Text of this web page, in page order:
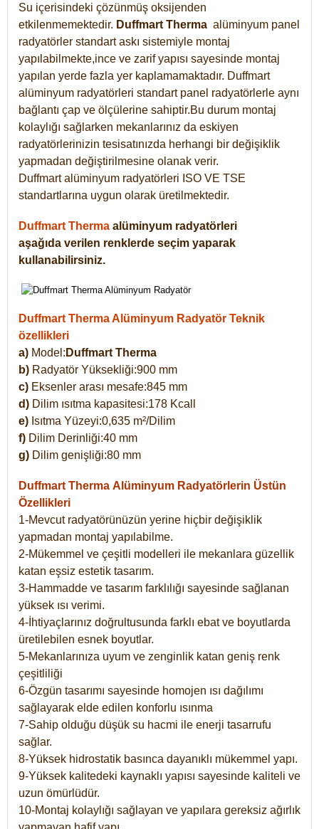
Su içerisindeki çözünmüş oksijenden
etkilenmemektedir. Duffmart Therma alüminyum panel
radyatörler standart askı sistemiyle montaj
yapılabilmekte,ince ve zarif yapısı sayesinde montaj
yapılan yerde fazla yer kaplamamaktadır. Duffmart
alüminyum radyatörleri standart panel radyatörlerle aynı
bağlantı çap ve ölçülerine sahiptir.Bu durum montaj
kolaylığı sağlarken mekanlarınız da eskiyen
radyatörlerinizin tesisatınızda herhangi bir değişiklik
yapmadan değiştirilmesine olanak verir.
Duffmart alüminyum radyatörleri ISO VE TSE
standartlarına uygun olarak üretilmektedir.
Duffmart Therma alüminyum radyatörleri
aşağıda verilen renklerde seçim yaparak
kullanabilirsiniz.
Duffmart Therma Alüminyum Radyatör Teknik
özellikleri
a) Model: Duffmart Therma
b) Radyatör Yüksekliği:900 mm
c) Eksenler arası mesafe:845 mm
d) Dilim ısıtma kapasitesi:178 Kcall
e) Isıtma Yüzeyi:0,635 m²/Dilim
f) Dilim Derinliği:40 mm
g) Dilim genişliği:80 mm
Duffmart Therma Alüminyum Radyatörlerin Üstün
Özellikleri
1-Mevcut radyatörünüzün yerine hiçbir değişiklik
yapmadan montaj yapılabilme.
2-Mükemmel ve çeşitli modelleri ile mekanlara güzellik
katan eşsiz estetik tasarım.
3-Hammadde ve tasarım farklılığı sayesinde sağlanan
yüksek ısı verimi.
4-İhtiyaçlarınız doğrultusunda farklı ebat ve boyutlarda
üretilebilen esnek boyutlar.
5-Mekanlarınıza uyum ve zenginlik katan geniş renk
çeşitliliği
6-Özgün tasarımı sayesinde homojen ısı dağılımı
sağlayarak elde edilen konforlu ısınma
7-Sahip olduğu düşük su hacmi ile enerji tasarrufu
sağlar.
8-Yüksek hidrostatik basınca dayanıklı mükemmel yapı.
9-Yüksek kalitedeki kaynaklı yapısı sayesinde kaliteli ve
uzun ömürlüdür.
10-Montaj kolaylığı sağlayan ve yapılara gereksiz ağırlık